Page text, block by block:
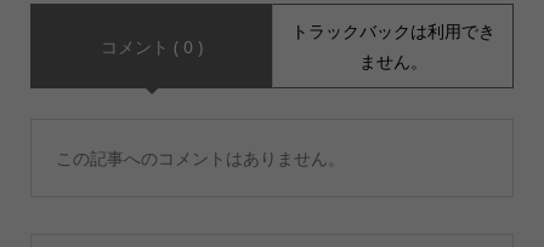
コメント ( 0 )
トラックバックは利用でき
ません。
この記事へのコメントはありません。